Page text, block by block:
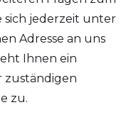
sich jederzeit unter
Adresse an uns
Ihnen ein
zuständigen
zu.